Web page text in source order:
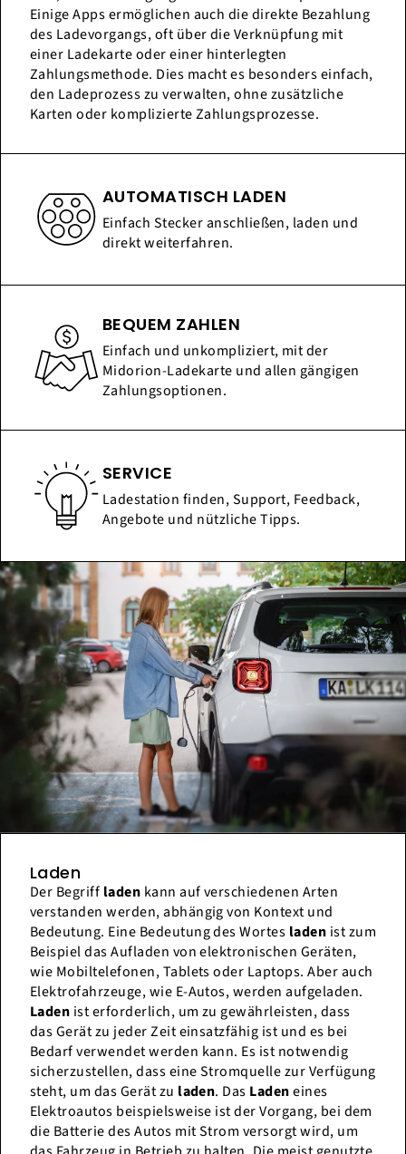
Einige Apps ermöglichen auch die direkte Bezahlung
des Ladevorgangs, oft über die Verknüpfung mit
einer Ladekarte oder einer hinterlegten
Zahlungsmethode. Dies macht es besonders einfach,
den Ladeprozess zu verwalten, ohne zusätzliche
Karten oder komplizierte Zahlungsprozesse.
AUTOMATISCH LADEN
Einfach Stecker anschließen, laden und
direkt weiterfahren.
BEQUEM ZAHLEN
Einfach und unkompliziert, mit der
Midorion-Ladekarte und allen gängigen
Zahlungsoptionen.
SERVICE
Ladestation finden, Support, Feedback,
Angebote und nützliche Tipps.
Laden
Der Begriff laden kann auf verschiedenen Arten
verstanden werden, abhängig von Kontext und
Bedeutung. Eine Bedeutung des Wortes laden ist zum
Beispiel das Aufladen von elektronischen Geräten,
wie Mobiltelefonen, Tablets oder Laptops. Aber auch
Elektrofahrzeuge, wie E-Autos, werden aufgeladen.
Laden ist erforderlich, um zu gewährleisten, dass
das Gerät zu jeder Zeit einsatzfähig ist und es bei
Bedarf verwendet werden kann. Es ist notwendig
sicherzustellen, dass eine Stromquelle zur Verfügung
steht, um das Gerät zu laden. Das Ladeneines
Elektroautos beispielsweise ist der Vorgang, bei dem
die Batterie des Autos mit Strom versorgt wird, um